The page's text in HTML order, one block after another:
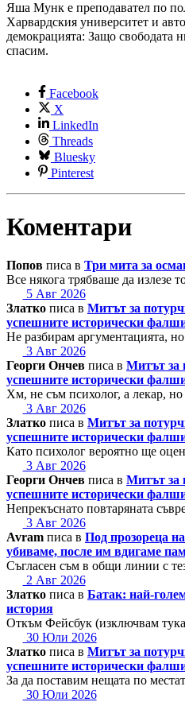
Яша Мунк е преподавател по
Харвардския университет и
демокрацията: Защо свободата
спасим.
Facebook
X
LinkedIn
Threads
Bluesky
Pinterest
Коментари
Попов писа в Три мита за
Все някога трябваше да излезе
5 Авг 2026
Златко писа в Митът за
успешните исторически
Не разбирам аргументацията,
3 Авг 2026
Георги Ончев писа в Митът за
успешните исторически
Хм, не съм психолог, а лекар, но
3 Авг 2026
Златко писа в Митът за
успешните исторически
Като психолог вероятно ще
3 Авг 2026
Георги Ончев писа в Митът за
успешните исторически
Непрекъснато повтаряната
3 Авг 2026
Avram писа в Под прозореца
убиваме, после им вдигаме
Съгласен съм в общи линии с
2 Авг 2026
Златко писа в Батак: най-
история
Откъм Фейсбук (изключвам
30 Юли 2026
Златко писа в Митът за
успешните исторически
За да поставим нещата по
30 Юли 2026